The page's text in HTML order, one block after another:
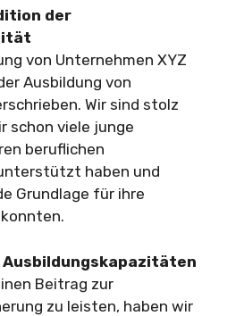
der
von Unternehmen XYZ
Ausbildung von
Wir sind stolz
schon viele junge
beruflichen
haben und
Grundlage für ihre
Beitrag zur
zu leisten, haben wir